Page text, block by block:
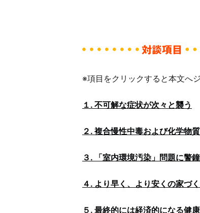
※項目をクリックすると本文へ
１. 不可解な症状が次々と襲う
２. 複合慢性中毒および化学物
３. 「室内環境汚染」問題に警
４. より早く、より安くの家づ
５. 最終的には経済的になる健